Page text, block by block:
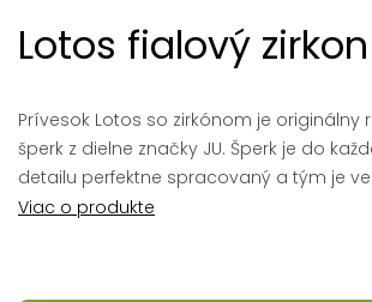
Lotos fialový zirkon
Prívesok Lotos so zirkónom je originálny
šperk z dielne značky JU. Šperk je do
detailu perfektne spracovaný a tým je
Viac o produkte